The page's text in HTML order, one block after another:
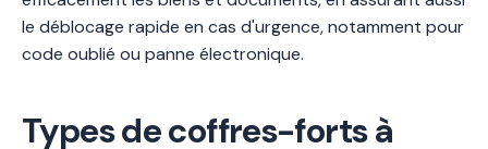
le déblocage rapide en cas d'urgence, notamment pour
code oublié ou panne électronique.
Types de coffres-forts à